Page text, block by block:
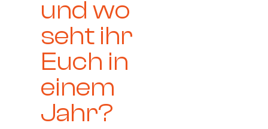
und wo
seht ihr
Euch in
einem
Jahr?